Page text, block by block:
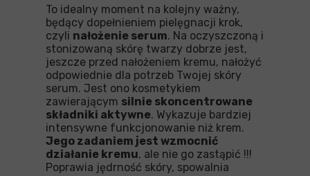
To idealny moment na kolejny ważny,
będący dopełnieniem pielęgnacji krok,
czyli nałożenie serum. Na oczyszczoną i
stonizowaną skórę twarzy dobrze jest,
jeszcze przed nałożeniem kremu, nałożyć
odpowiednie dla potrzeb Twojej skóry
serum. Jest ono kosmetykiem
zawierającym silnie skoncentrowane
składniki aktywne. Wykazuje bardziej
intensywne funkcjonowanie niż krem.
Jego zadaniem jest wzmocnić
działanie kremu, ale nie go zastąpić !!!
Poprawia jędrność skóry, spowalnia